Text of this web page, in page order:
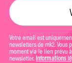
Votre email est
newsletters de mk2. Vous
moment via le lien prévu
newsletter. Informations